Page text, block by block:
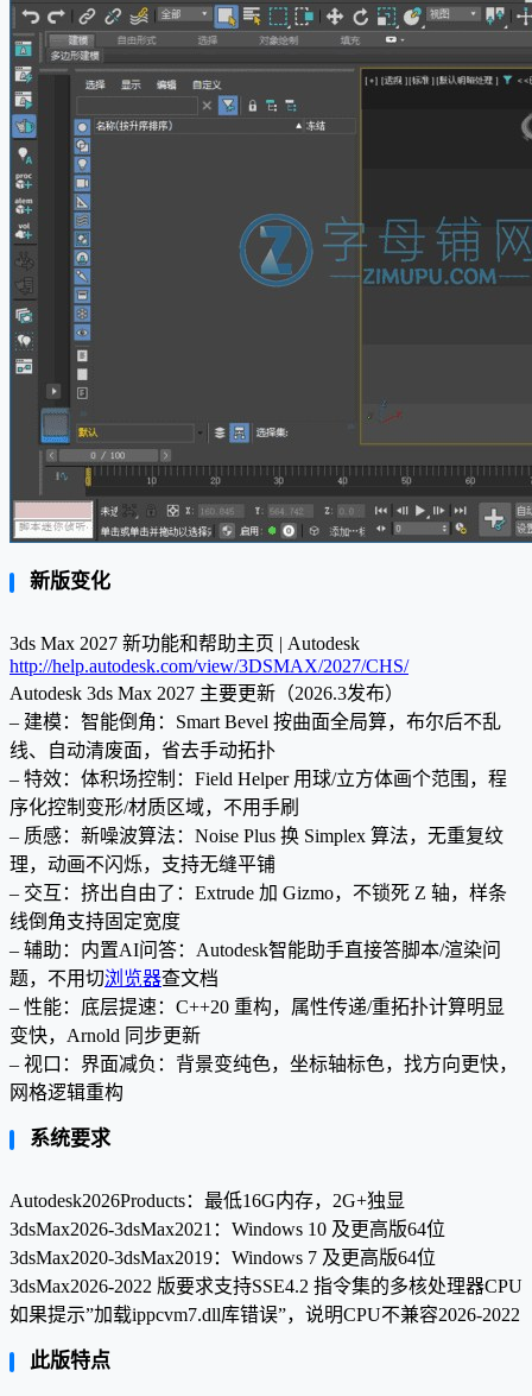
新版变化
3ds Max 2027 新功能和帮助主页 | Autodesk
http://help.autodesk.com/view/3DSMAX/2027/CHS/
Autodesk 3ds Max 2027 主要更新（2026.3发布）
– 建模：智能倒角：Smart Bevel 按曲面全局算，布尔后不乱
线、自动清废面，省去手动拓扑
– 特效：体积场控制：Field Helper 用球/立方体画个范围，程
序化控制变形/材质区域，不用手刷
– 质感：新噪波算法：Noise Plus 换 Simplex 算法，无重复纹
理，动画不闪烁，支持无缝平铺
– 交互：挤出自由了：Extrude 加 Gizmo，不锁死 Z 轴，样条
线倒角支持固定宽度
– 辅助：内置AI问答：Autodesk智能助手直接答脚本/渲染问
题，不用切浏览器查文档
– 性能：底层提速：C++20 重构，属性传递/重拓扑计算明显
变快，Arnold 同步更新
– 视口：界面减负：背景变纯色，坐标轴标色，找方向更快，
网格逻辑重构
系统要求
Autodesk2026Products：最低16G内存，2G+独显
3dsMax2026-3dsMax2021：Windows 10 及更高版64位
3dsMax2020-3dsMax2019：Windows 7 及更高版64位
3dsMax2026-2022 版要求支持SSE4.2 指令集的多核处理器CPU
如果提示”加载ippcvm7.dll库错误”，说明CPU不兼容2026-2022
此版特点